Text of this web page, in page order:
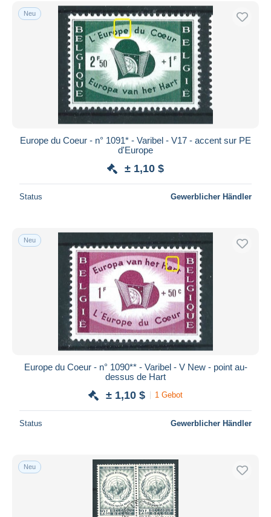
Kostenloser Versand
Zahlungsmethoden
PayPal
Banküberweisung
Visa
Mastercard
Bancontact
Gesamte Auswahl aufheben
Wohnsitz des Verkäufers
Übernehmen
Neu
Europe du Coeur - n° 1091* - Varibel - V17 - accent sur PE
d'Europe
± 1,10 $
Status Gewerblicher Händler
Neu
Europe du Coeur - n° 1090** - Varibel - V New - point au-
dessus de Hart
± 1,10 $ 1 Gebot
Status Gewerblicher Händler
Neu